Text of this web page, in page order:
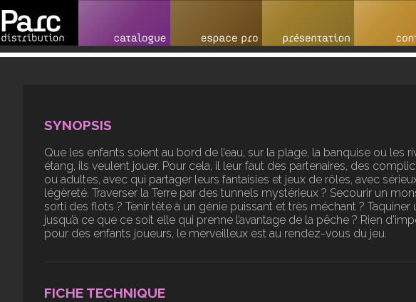
SYNOPSIS
Que les enfants soient au bord de l’eau, sur la plage, la banquise ou les
étang, ils veulent jouer. Pour cela, il leur faut des partenaires, des
ou adultes, avec qui partager leurs fantaisies et jeux de rôles, avec
légèreté. Traverser la Terre par des tunnels mystérieux ? Secourir un
sorti des flots ? Tenir tête à un génie puissant et très méchant ? Taquiner
jusqu’à ce que ce soit elle qui prenne l’avantage de la pêche ? Rien
pour des enfants joueurs, le merveilleux est au rendez-vous du jeu.
FICHE TECHNIQUE